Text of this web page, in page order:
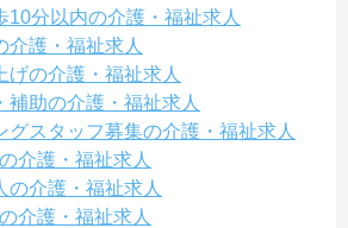
10分以内の介護・福祉求人
介護・福祉求人
げの介護・福祉求人
補助の介護・福祉求人
グスタッフ募集の介護・福祉求人
介護・福祉求人
の介護・福祉求人
介護・福祉求人